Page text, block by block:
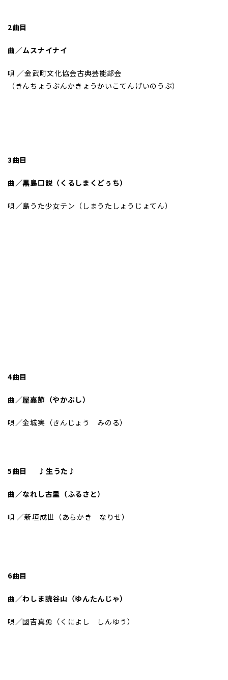
2曲目
曲／ムスナイナイ
唄 ／金武町文化協会古典芸能部会
（きんちょうぶんかきょうかいこてんげいのうぶ）
3曲目
曲／黒島口説（くるしまくどぅち）
唄／島うた少女テン（しまうたしょうじょてん）
4曲目
曲／屋嘉節（やかぶし）
唄／金城実（きんじょう みのる）
5曲目 ♪生うた♪
曲／なれし古里（ふるさと）
唄 ／新垣成世（あらかき なりせ）
6曲目
曲／わしま読谷山（ゆんたんじゃ）
唄／國吉真勇（くによし しんゆう）